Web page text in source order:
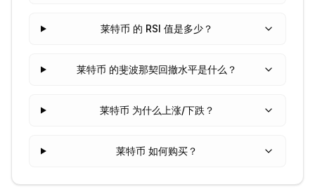
莱特币 的 RSI 值是多少？
莱特币 的斐波那契回撤水平是什么？
莱特币 为什么上涨/下跌？
莱特币 如何购买？